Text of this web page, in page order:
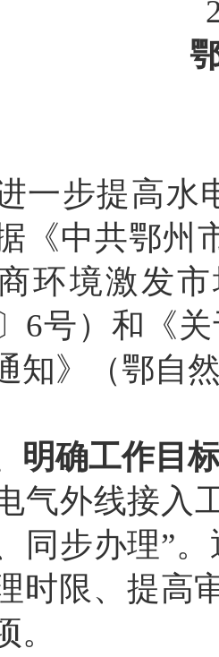
一步提高水
《中共鄂州
环境激发
〕 6号）和《
知》（鄂自
明确工作目
气外线接入
同步办理”
时限、提高
。